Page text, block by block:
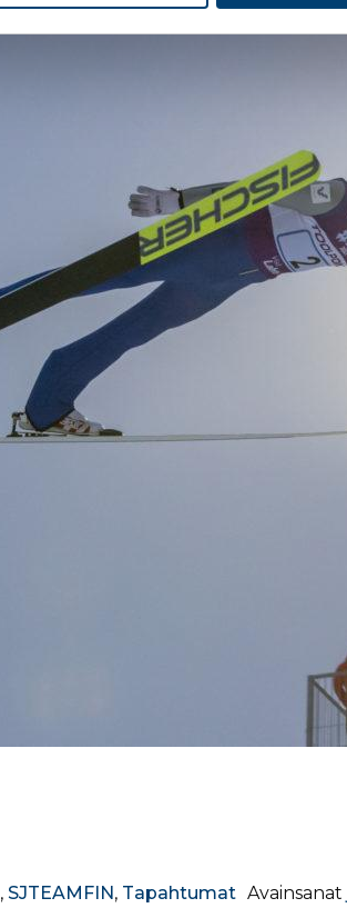
, SJTEAMFIN, Tapahtumat Avainsanat